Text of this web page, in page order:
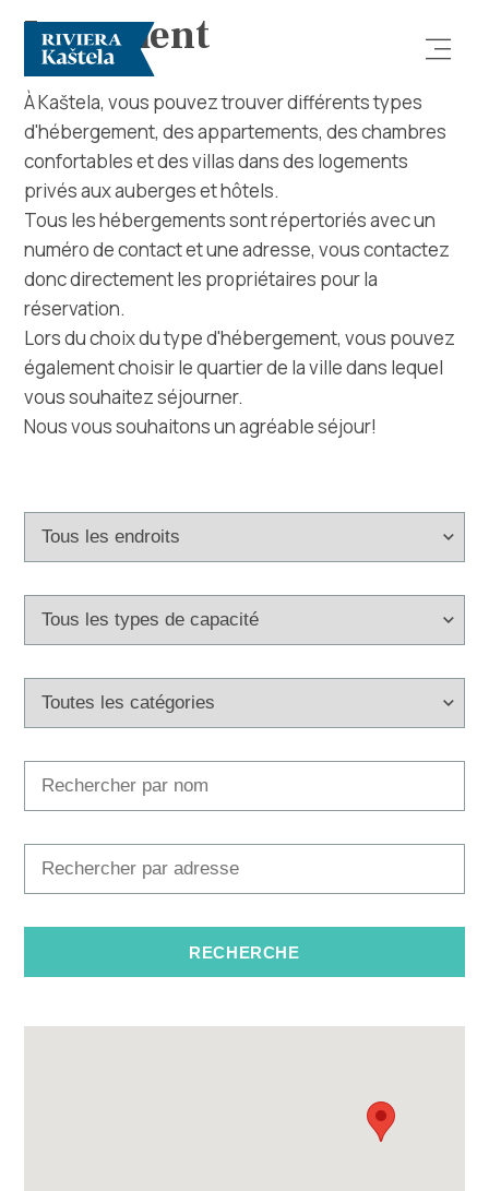
Rechercher
Destination
Que faire
Infos
Office de tourisme
Safe in Dalmatia
fr
info@kastela-info.hr
21216 Kaštel Stari, Hrvatska
Logement
À Kaštela, vous pouvez trouver différents types
d'hébergement, des appartements, des chambres
confortables et des villas dans des logements
privés aux auberges et hôtels.
Tous les hébergements sont répertoriés avec un
numéro de contact et une adresse, vous contactez
donc directement les propriétaires pour la
réservation.
Lors du choix du type d'hébergement, vous pouvez
également choisir le quartier de la ville dans lequel
vous souhaitez séjourner.
Nous vous souhaitons un agréable séjour!